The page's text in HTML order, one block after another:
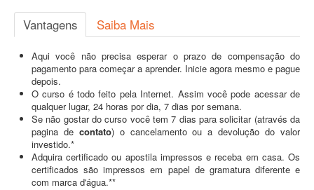
Vantagens Saiba Mais
Aqui você não precisa esperar o prazo de compensação do
pagamento para começar a aprender. Inicie agora mesmo e pague
depois.
O curso é todo feito pela Internet. Assim você pode acessar de
qualquer lugar, 24 horas por dia, 7 dias por semana.
Se não gostar do curso você tem 7 dias para solicitar (através da
pagina de contato) o cancelamento ou a devolução do valor
investido.*
Adquira certificado ou apostila impressos e receba em casa. Os
certificados são impressos em papel de gramatura diferente e
com marca d'água.**